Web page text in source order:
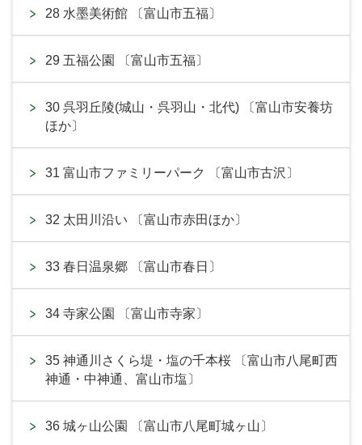
28 水墨美術館 〔富山市五福〕
29 五福公園 〔富山市五福〕
30 呉羽丘陵(城山・呉羽山・北代) 〔富山市安養坊
ほか〕
31 富山市ファミリーパーク 〔富山市古沢〕
32 太田川沿い 〔富山市赤田ほか〕
33 春日温泉郷 〔富山市春日〕
34 寺家公園 〔富山市寺家〕
35 神通川さくら堤・塩の千本桜 〔富山市八尾町西
神通・中神通、富山市塩〕
36 城ヶ山公園 〔富山市八尾町城ヶ山〕